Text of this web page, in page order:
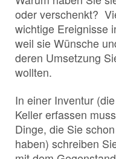
oder verschenkt?
wichtige Ereignisse
weil sie Wünsche
deren Umsetzung
wollten.
In einer Inventur
Keller erfassen
Dinge, die Sie
haben) schreiben